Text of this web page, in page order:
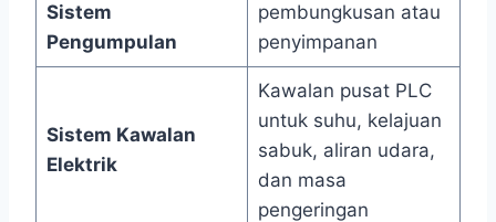
Sistem
Pengumpulan
pembungkusan atau
penyimpanan
Sistem Kawalan
Elektrik
Kawalan pusat PLC
untuk suhu, kelajuan
sabuk, aliran udara,
dan masa
pengeringan